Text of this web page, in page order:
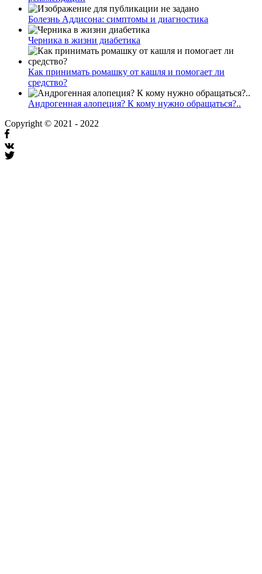
Болезнь Аддисона: симптомы и диагностика
Черника в жизни диабетика
Как принимать ромашку от кашля и помогает ли
средство?
Андрогенная алопеция? К кому нужно обращаться?..
Copyright © 2021 - 2022